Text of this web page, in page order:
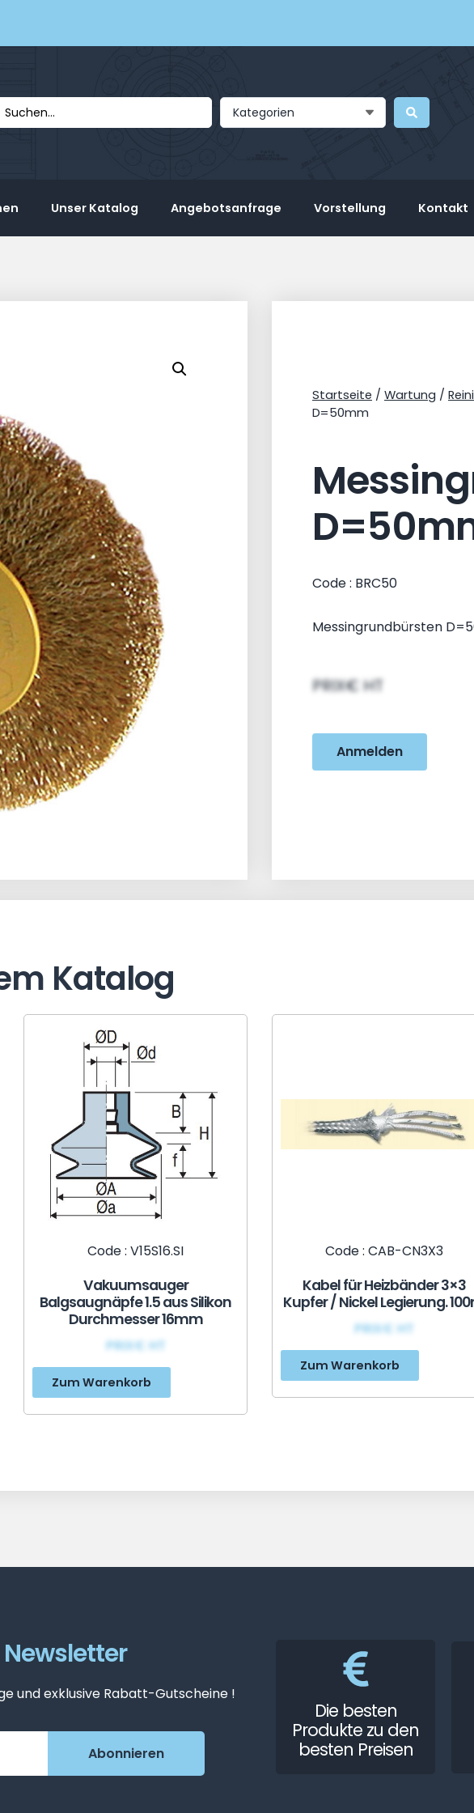
Kategorien
Unser Katalog Angebotsanfrage Vorstellung Kontakt
Startseite / Wartung /
D=50mm
Code : BRC50
Messingrundbürsten
PRIX€ HT
Anmelden
Katalog
Code : V15S16.SI
Vakuumsauger
Balgsaugnäpfe 1.5 aus Silikon
Durchmesser 16mm
PRIX€ HT
Zum Warenkorb
Code : CAB-CN3X3
Kabel für Heizbänder 3×3
Kupfer / Nickel Legierung.
PRIX€ HT
Zum Warenkorb
und exklusive Rabatt-Gutscheine !
Die besten
Produkte zu den
besten Preisen